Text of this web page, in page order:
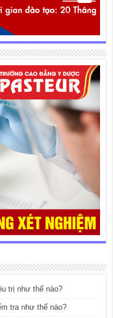
trị như thế nào?
tra như thế nào?